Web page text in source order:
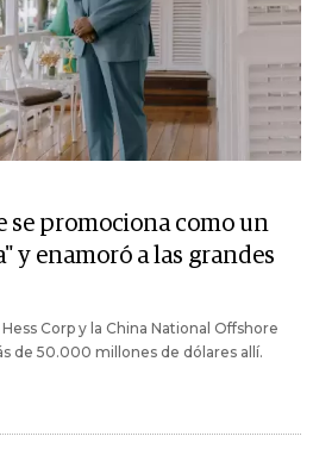
se promociona como un
y enamoró a las grandes
Corp y la China National Offshore
de 50.000 millones de dólares allí.